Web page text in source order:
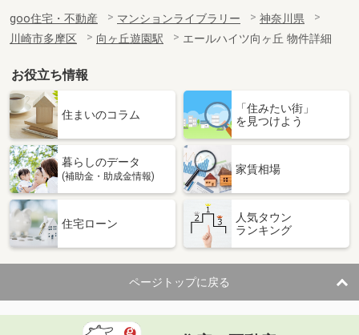
goo住宅・不動産 マンションライブラリー
神奈川県
川崎市多摩区
向ヶ丘遊園駅 エールハイツ向ヶ丘 物件詳細
お役立ち情報
住まいのコラム
「住みたい街」
を見つけよう
暮らしのデータ
(補助金・助成金情報)
家賃相場
住宅ローン
人気タウン
ランキング
ページトップに戻る